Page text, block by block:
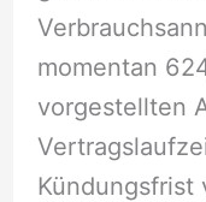
momentan
vorgestellten
Kündungsfrist